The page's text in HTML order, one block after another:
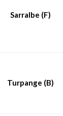
Sarralbe (F)
Turpange (B)